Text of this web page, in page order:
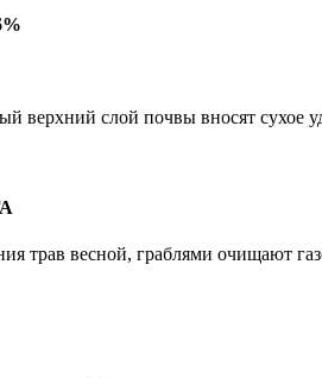
верхний слой почвы вносят
трав весной, граблями очищают